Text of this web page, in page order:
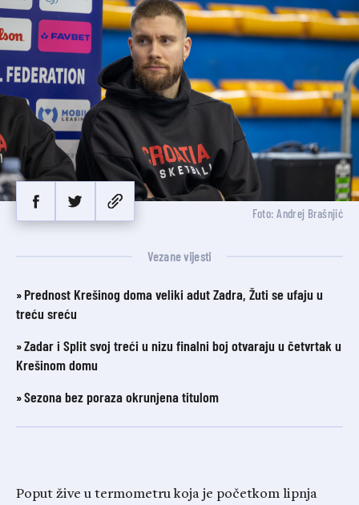
Foto: Andrej Brašnjić
Vezane vijesti
Prednost Krešinog doma veliki adut Zadra, Žuti se ufaju u
treću sreću
Zadar i Split svoj treći u nizu finalni boj otvaraju u četvrtak u
Krešinom domu
Sezona bez poraza okrunjena titulom
Poput žive u termometru koja je početkom lipnja